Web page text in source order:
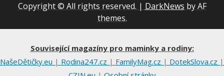
Copyright © All rights reserved. | DarkNews by AF
themes.
Související magazíny pro maminky a rodiny:
NašeDětičky.eu | Rodina247.cz | FamilyMag.cz | DotekSlova.cz |